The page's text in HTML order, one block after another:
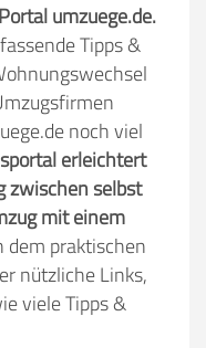
umzuege.de.
Tipps &
noch viel
erleichtert
zwischen selbst
mit einem
dem praktischen
nützliche Links,
viele Tipps &